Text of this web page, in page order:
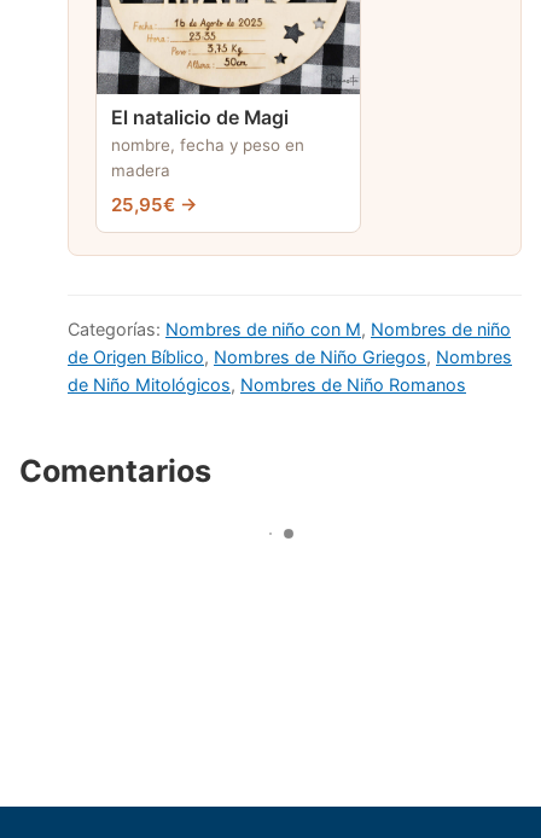
El natalicio de Magi
nombre, fecha y peso en
madera
25,95€ →
Categorías: Nombres de niño con M, Nombres de niño
de Origen Bíblico, Nombres de Niño Griegos, Nombres
de Niño Mitológicos, Nombres de Niño Romanos
Comentarios